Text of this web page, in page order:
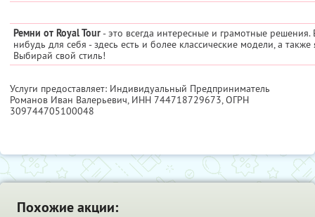
Ремни от Royal Tour- это всегда интересные и грамотные
нибудь для себя - здесь есть и более классические модели, а
Выбирай свой стиль!
Услуги предоставляет: Индивидуальный Предприниматель
Романов Иван Валерьевич, ИНН 744718729673, ОГРН
309744705100048
Похожие акции: